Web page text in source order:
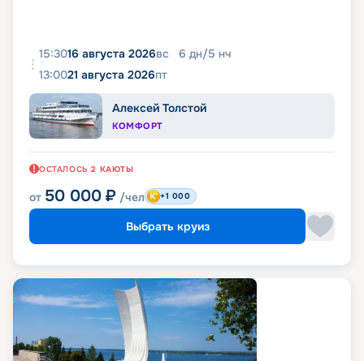
15:3016 августа 2026вс 6 дн/5 нч
13:0021 августа 2026пт
Алексей Толстой
КОМФОРТ
ОСТАЛОСЬ 2 КАЮТЫ
от 50 000 ₽ /чел +1 000
Выбрать круиз